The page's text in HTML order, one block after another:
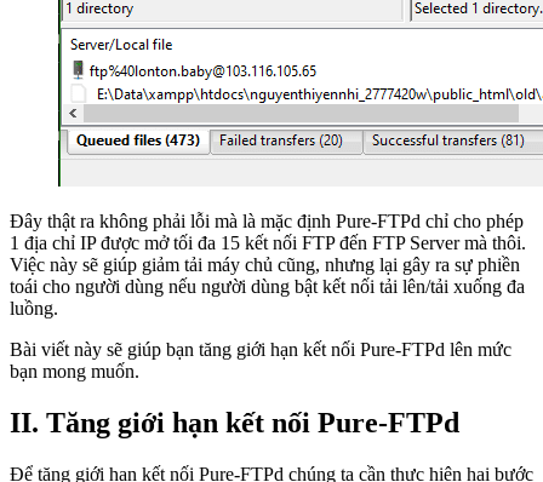
Đây thật ra không phải lỗi mà là mặc định Pure-FTPd chỉ cho phép
1 địa chỉ IP được mở tối đa 15 kết nối FTP đến FTP Server mà thôi.
Việc này sẽ giúp giảm tải máy chủ cũng, nhưng lại gây ra sự phiền
toái cho người dùng nếu người dùng bật kết nối tải lên/tải xuống đa
luồng.
Bài viết này sẽ giúp bạn tăng giới hạn kết nối Pure-FTPd lên mức
bạn mong muốn.
II. Tăng giới hạn kết nối Pure-FTPd
Để tăng giới hạn kết nối Pure-FTPd chúng ta cần thực hiện hai bước